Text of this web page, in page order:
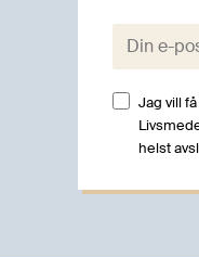
E-post:
Jag vill
helst